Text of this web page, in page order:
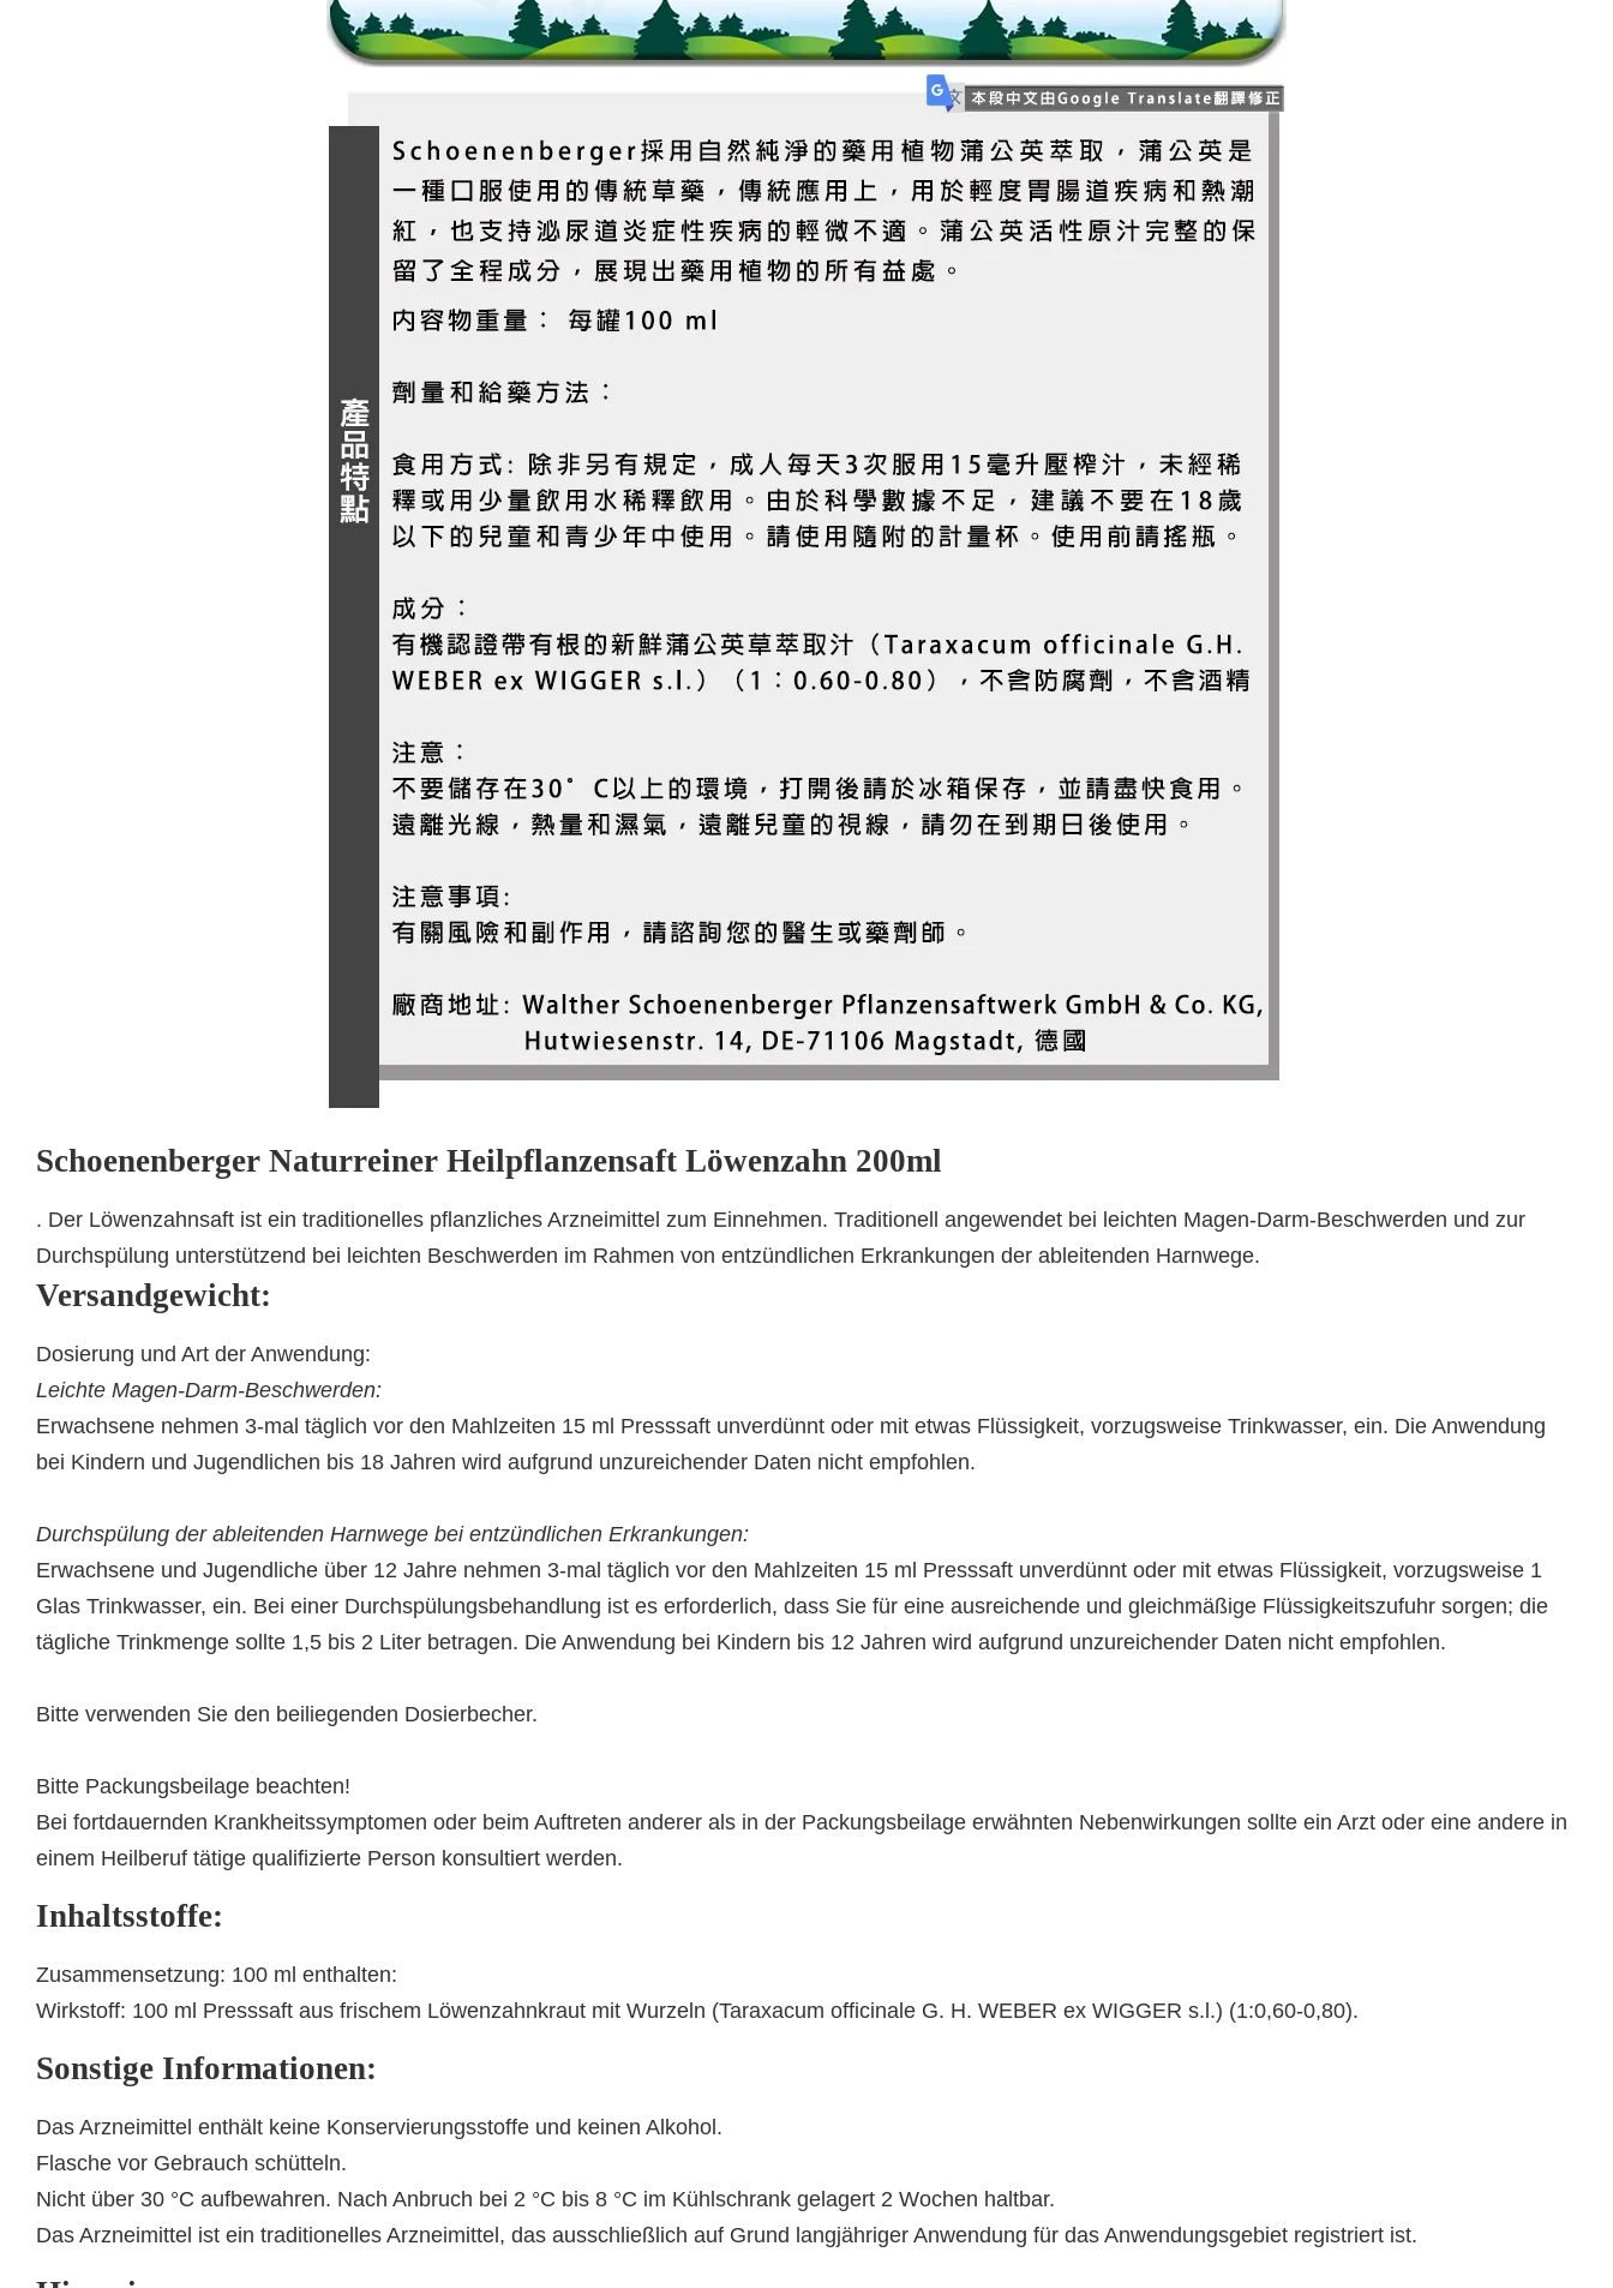
Schoenenberger Naturreiner Heilpflanzensaft Löwenzahn 200ml
. Der Löwenzahnsaft ist ein traditionelles pflanzliches Arzneimittel zum Einnehmen. Traditionell angewendet bei leichten Magen-Darm-Beschwerden und zur
Durchspülung unterstützend bei leichten Beschwerden im Rahmen von entzündlichen Erkrankungen der ableitenden Harnwege.
Versandgewicht:
Dosierung und Art der Anwendung:
Leichte Magen-Darm-Beschwerden:
Erwachsene nehmen 3-mal täglich vor den Mahlzeiten 15 ml Presssaft unverdünnt oder mit etwas Flüssigkeit, vorzugsweise Trinkwasser, ein. Die Anwendung
bei Kindern und Jugendlichen bis 18 Jahren wird aufgrund unzureichender Daten nicht empfohlen.
Durchspülung der ableitenden Harnwege bei entzündlichen Erkrankungen:
Erwachsene und Jugendliche über 12 Jahre nehmen 3-mal täglich vor den Mahlzeiten 15 ml Presssaft unverdünnt oder mit etwas Flüssigkeit, vorzugsweise 1
Glas Trinkwasser, ein. Bei einer Durchspülungsbehandlung ist es erforderlich, dass Sie für eine ausreichende und gleichmäßige Flüssigkeitszufuhr sorgen; die
tägliche Trinkmenge sollte 1,5 bis 2 Liter betragen. Die Anwendung bei Kindern bis 12 Jahren wird aufgrund unzureichender Daten nicht empfohlen.
Bitte verwenden Sie den beiliegenden Dosierbecher.
Bitte Packungsbeilage beachten!
Bei fortdauernden Krankheitssymptomen oder beim Auftreten anderer als in der Packungsbeilage erwähnten Nebenwirkungen sollte ein Arzt oder eine andere in
einem Heilberuf tätige qualifizierte Person konsultiert werden.
Inhaltsstoffe:
Zusammensetzung: 100 ml enthalten:
Wirkstoff: 100 ml Presssaft aus frischem Löwenzahnkraut mit Wurzeln (Taraxacum officinale G. H. WEBER ex WIGGER s.l.) (1:0,60-0,80).
Sonstige Informationen:
Das Arzneimittel enthält keine Konservierungsstoffe und keinen Alkohol.
Flasche vor Gebrauch schütteln.
Nicht über 30 °C aufbewahren. Nach Anbruch bei 2 °C bis 8 °C im Kühlschrank gelagert 2 Wochen haltbar.
Das Arzneimittel ist ein traditionelles Arzneimittel, das ausschließlich auf Grund langjähriger Anwendung für das Anwendungsgebiet registriert ist.